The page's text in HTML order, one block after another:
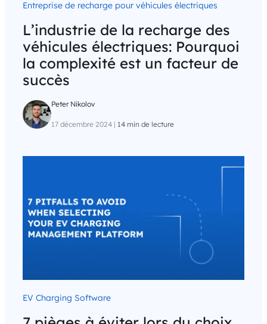
Entreprise de recharge pour véhicules électriques
L’industrie de la recharge des
véhicules électriques: Pourquoi
la complexité est un facteur de
succès
Peter Nikolov
17 décembre 2024 | 14 min de lecture
EV Charging Software